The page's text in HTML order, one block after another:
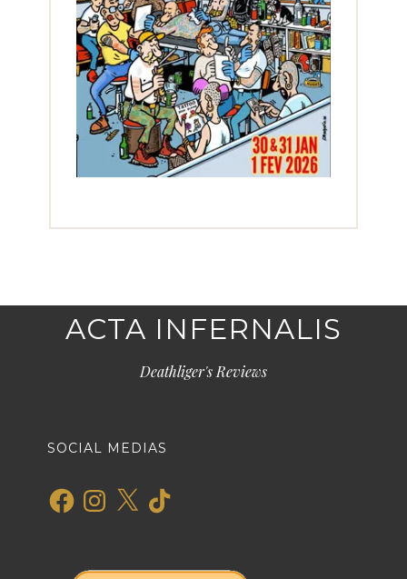
ACTA INFERNALIS
Deathliger's Reviews
SOCIAL MEDIAS
FacebookInstagram
X TikTok